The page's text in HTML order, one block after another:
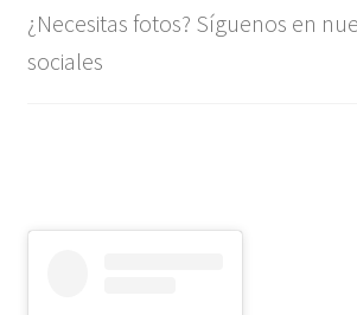
¿Necesitas fotos? Síguenos en
sociales